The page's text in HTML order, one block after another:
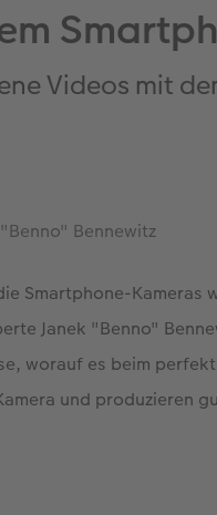
Videos mit
Bennewitz
Smartphone-Kameras
Janek "Benno"
worauf es beim
und produzieren